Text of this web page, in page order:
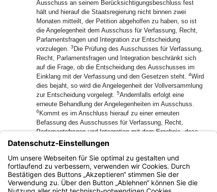
Ausschuss an seinem Berücksichtigungsbeschluss fest
hält und hierauf die Staatsregierung nicht binnen zwei
Monaten mitteilt, der Petition abgeholfen zu haben, so ist
die Angelegenheit dem Ausschuss für Verfassung, Recht,
Parlamentsfragen und Integration zur Entscheidung
vorzulegen. 3 Die Prüfung des Ausschusses für Verfassung,
Recht, Parlamentsfragen und Integration beschränkt sich
auf die Frage, ob die Entscheidung des Ausschusses im
Einklang mit der Verfassung und den Gesetzen steht. 4Wird
dies bejaht, so wird die Angelegenheit der Vollversammlung
zur Entscheidung vorgelegt. 5Andernfalls erfolgt eine
erneute Behandlung der Angelegenheiten im Ausschuss.
6 Kommt es im Anschluss hierauf zu einer erneuten
Befassung des Ausschusses für Verfassung, Recht,
Parlamentsfragen und Integration mit dem Ergebnis, dass
die Entscheidung des Ausschusses Recht und Gesetz nicht
entspricht, findet keine weitere Sachbehandlung statt.
5 Abs. 2 BayPetG findet Anwendung.8Die Petentin oder der
Petent wird gemäß § 83 unterrichtet.